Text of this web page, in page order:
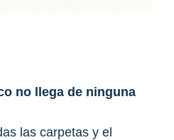
no llega de ninguna
las carpetas y el